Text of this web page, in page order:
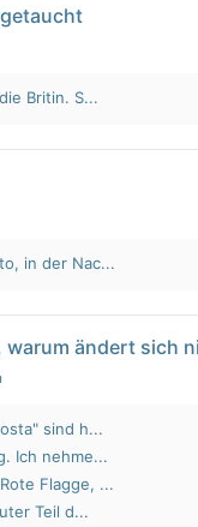
Britin. S...
in der Nac...
ändert sich
sind h...
Ich nehme...
Flagge, ...
Teil d...